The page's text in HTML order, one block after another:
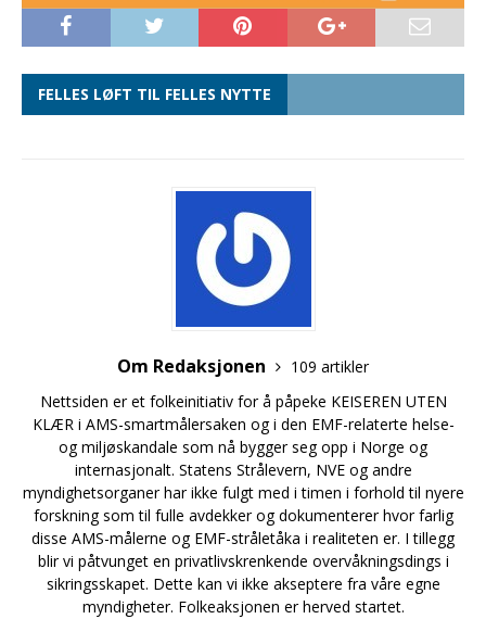
FELLES LØFT TIL FELLES NYTTE
Om Redaksjonen
109 artikler
Nettsiden er et folkeinitiativ for å påpeke KEISEREN UTEN
KLÆR i AMS-smartmålersaken og i den EMF-relaterte helse-
og miljøskandale som nå bygger seg opp i Norge og
internasjonalt. Statens Strålevern, NVE og andre
myndighetsorganer har ikke fulgt med i timen i forhold til nyere
forskning som til fulle avdekker og dokumenterer hvor farlig
disse AMS-målerne og EMF-stråletåka i realiteten er. I tillegg
blir vi påtvunget en privatlivskrenkende overvåkningsdings i
sikringsskapet. Dette kan vi ikke akseptere fra våre egne
myndigheter. Folkeaksjonen er herved startet.